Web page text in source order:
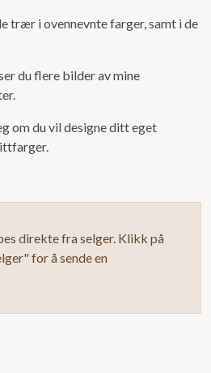
trær i ovennevnte farger, samt i de
du flere bilder av mine
om du vil designe ditt eget
direkte fra selger. Klikk på
for å sende en